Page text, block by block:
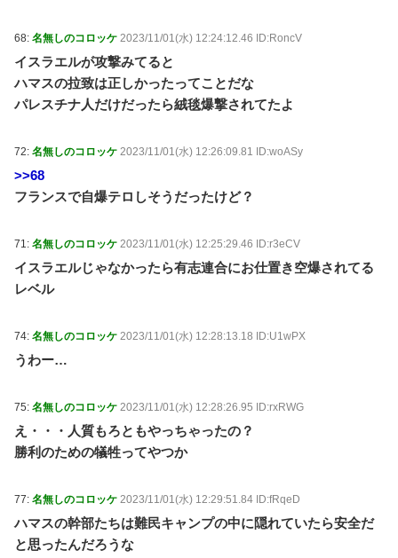
68: 名無しのコロッケ 2023/11/01(水) 12:24:12.46 ID:RoncV
イスラエルが攻撃みてると
ハマスの拉致は正しかったってことだな
パレスチナ人だけだったら絨毯爆撃されてたよ
72: 名無しのコロッケ 2023/11/01(水) 12:26:09.81 ID:woASy
>>68
フランスで自爆テロしそうだったけど？
71: 名無しのコロッケ 2023/11/01(水) 12:25:29.46 ID:r3eCV
イスラエルじゃなかったら有志連合にお仕置き空爆されてる
レベル
74: 名無しのコロッケ 2023/11/01(水) 12:28:13.18 ID:U1wPX
うわー…
75: 名無しのコロッケ 2023/11/01(水) 12:28:26.95 ID:rxRWG
え・・・人質もろともやっちゃったの？
勝利のための犠牲ってやつか
77: 名無しのコロッケ 2023/11/01(水) 12:29:51.84 ID:fRqeD
ハマスの幹部たちは難民キャンプの中に隠れていたら安全だ
と思ったんだろうな